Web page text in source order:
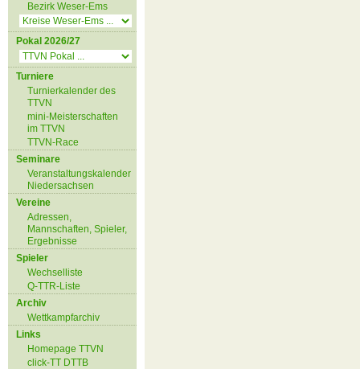
Bezirk Weser-Ems
Pokal 2026/27
Turniere
Turnierkalender des
TTVN
mini-Meisterschaften
im TTVN
TTVN-Race
Seminare
Veranstaltungskalender
Niedersachsen
Vereine
Adressen,
Mannschaften, Spieler,
Ergebnisse
Spieler
Wechselliste
Q-TTR-Liste
Archiv
Wettkampfarchiv
Links
Homepage TTVN
click-TT DTTB